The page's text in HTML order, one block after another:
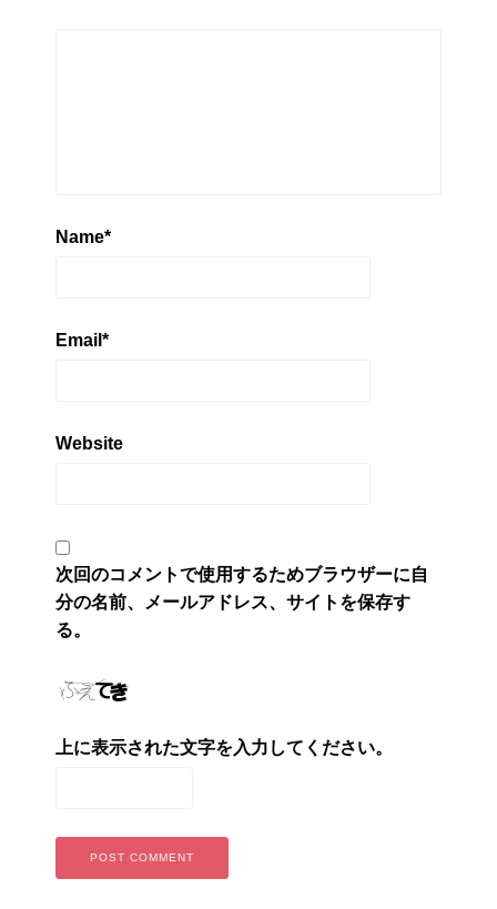
Name*
Email *
Website
次回のコメントで使用するためブラウザーに自
分の名前、メールアドレス、サイトを保存す
る。
上に表示された文字を入力してください。